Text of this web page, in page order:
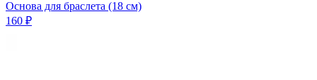
Основа для браслета (18 см)
160 ₽